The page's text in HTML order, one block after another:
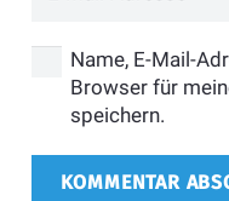
Name, E-Mail-
Browser für
speichern.
KOMMENTAR